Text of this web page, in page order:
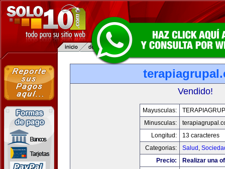
Vendido!
Mayusculas:
Minusculas:
Longitud:
13 caracteres
Categorias:
Salud ,
Precio:
Realizar una